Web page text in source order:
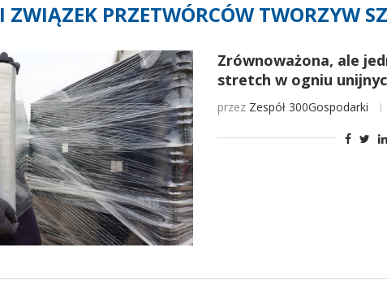
ZWIĄZEK PRZETWÓRCÓW TWORZYW
Zrównoważona, ale
stretch w ogniu
przez Zespół 300Gospodarki